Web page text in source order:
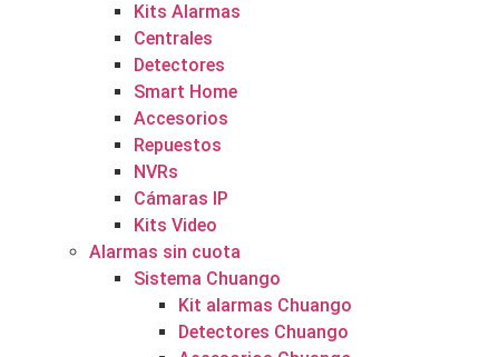
Kits Alarmas
Centrales
Detectores
Smart Home
Accesorios
Repuestos
NVRs
Cámaras IP
Kits Video
Alarmas sin cuota
Sistema Chuango
Kit alarmas Chuango
Detectores Chuango